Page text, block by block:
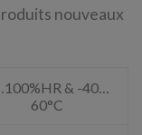
nouveaux
& -40…
60°C